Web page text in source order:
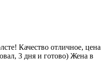
Качество отличное, цена
3 дня и готово) Жена в